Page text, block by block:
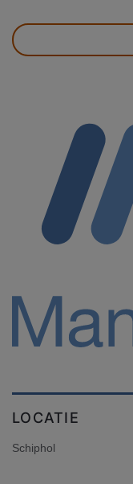
LOCATIE
Schiphol